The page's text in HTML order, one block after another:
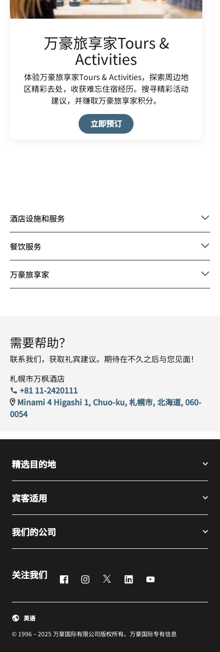
万豪旅享家Tours &
Activities
体验万豪旅享家Tours & Activities，探索周边地
区精彩去处，收获难忘住宿经历。搜寻精彩活动
建议，并赚取万豪旅享家积分。
立即预订Open in New Tab
酒店设施和服务
餐饮服务
万豪旅享家
需要帮助？
联系我们，获取礼宾建议。期待在不久之后与您见面！
札幌市万枫酒店­­
+81 11-2420111
Minami 4 Higashi 1, Chuo-ku, 札幌市, 北海道, 060-
0054
精选目的地
宾客适用
我们的公司
关注我们 FacebookInstagram
Twitter LinkedIn
© 1996 – 2025 万豪国际有限公司版权所有。万豪国际专有信息
英语